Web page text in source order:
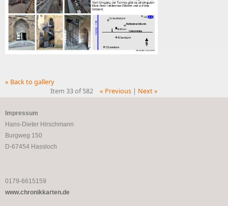
« Back to gallery
Item 33 of 582
« Previous| Next »
Impressum
Hans-Dieter Hirschmann
Burgweg 150
D-67454 Hassloch
0179-6615159
www.chronikkarten.de